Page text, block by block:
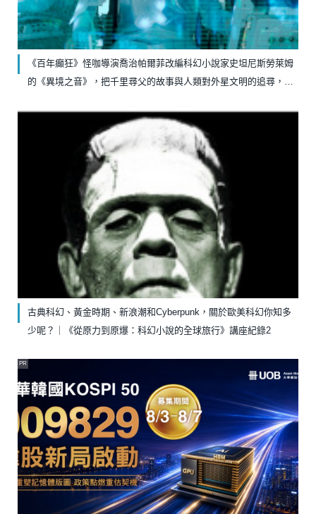
《百年癲狂》怪咖導演喬治帕爾菲改編科幻小說家史坦尼斯勞萊姆
的《異境之音》，把千里尋父的故事與人類對外星文明的追尋，做
古典科幻、黃金時期、新浪潮和Cyberpunk，關於歐美科幻你知多
少呢？｜《從原力到原爆：科幻小說的全球旅行》講座紀錄2
PR